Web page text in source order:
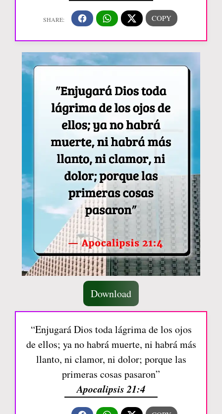
Download
“Enjugará Dios toda lágrima de los ojos
de ellos; ya no habrá muerte, ni habrá más
llanto, ni clamor, ni dolor; porque las
primeras cosas pasaron”
Apocalipsis 21:4